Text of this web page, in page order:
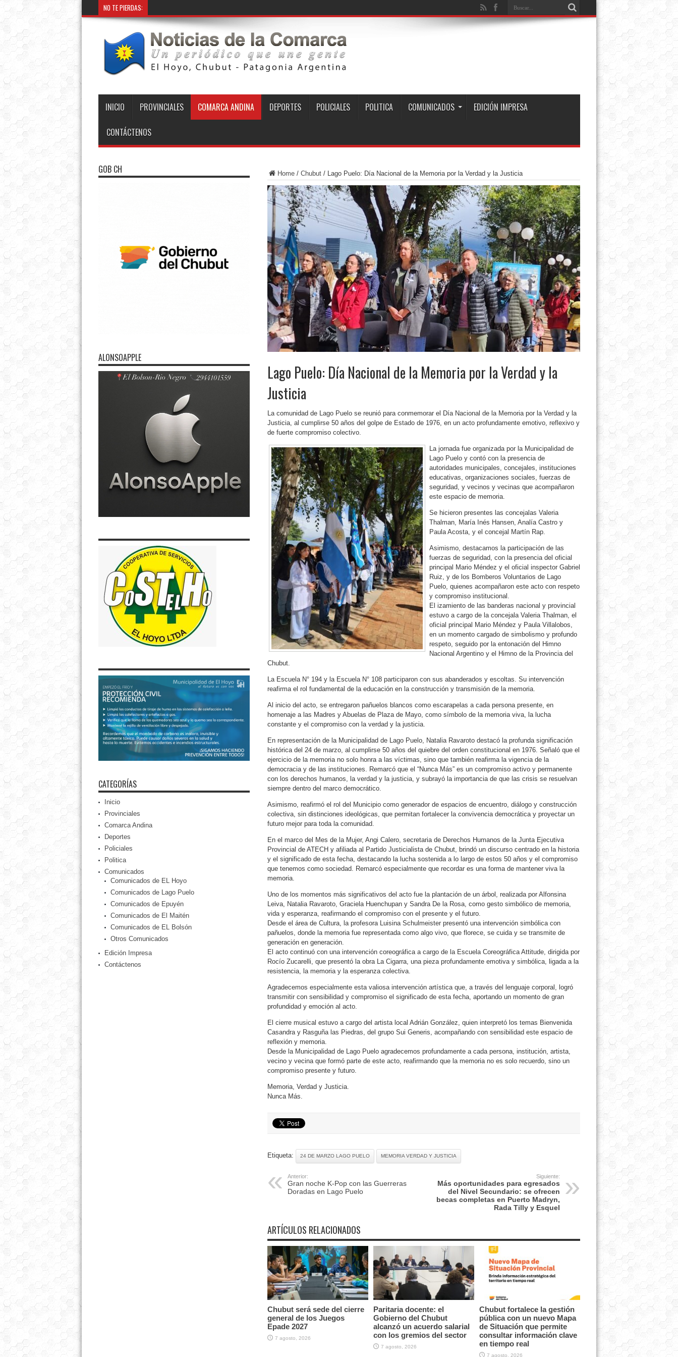
NO TE PIERDAS:
INICIO PROVINCIALES COMARCA ANDINA DEPORTES POLICIALES POLITICA COMUNICADOS EDICIÓN IMPRESA
CONTÁCTENOS
Home/ Chubut/ Lago Puelo: Día Nacional de la Memoria por la Verdad y la Justicia
Lago Puelo: Día Nacional de la Memoria por la Verdad y la
Justicia
La comunidad de Lago Puelo se reunió para conmemorar el Día Nacional de la Memoria por la Verdad y la
Justicia, al cumplirse 50 años del golpe de Estado de 1976, en un acto profundamente emotivo, reflexivo y
de fuerte compromiso colectivo.
La jornada fue organizada por la Municipalidad de
Lago Puelo y contó con la presencia de
autoridades municipales, concejales, instituciones
educativas, organizaciones sociales, fuerzas de
seguridad, y vecinos y vecinas que acompañaron
este espacio de memoria.
Se hicieron presentes las concejalas Valeria
Thalman, María Inés Hansen, Analía Castro y
Paula Acosta, y el concejal Martín Rap.
Asimismo, destacamos la participación de las
fuerzas de seguridad, con la presencia del oficial
principal Mario Méndez y el oficial inspector Gabriel
Ruiz, y de los Bomberos Voluntarios de Lago
Puelo, quienes acompañaron este acto con respeto
y compromiso institucional.
El izamiento de las banderas nacional y provincial
estuvo a cargo de la concejala Valeria Thalman, el
oficial principal Mario Méndez y Paula Villalobos,
en un momento cargado de simbolismo y profundo
respeto, seguido por la entonación del Himno
Nacional Argentino y el Himno de la Provincia del
Chubut.
La Escuela N° 194 y la Escuela N° 108 participaron con sus abanderados y escoltas. Su intervención
reafirma el rol fundamental de la educación en la construcción y transmisión de la memoria.
Al inicio del acto, se entregaron pañuelos blancos como escarapelas a cada persona presente, en
homenaje a las Madres y Abuelas de Plaza de Mayo, como símbolo de la memoria viva, la lucha
constante y el compromiso con la verdad y la justicia.
En representación de la Municipalidad de Lago Puelo, Natalia Ravaroto destacó la profunda significación
histórica del 24 de marzo, al cumplirse 50 años del quiebre del orden constitucional en 1976. Señaló que el
ejercicio de la memoria no solo honra a las víctimas, sino que también reafirma la vigencia de la
democracia y de las instituciones. Remarcó que el “Nunca Más” es un compromiso activo y permanente
con los derechos humanos, la verdad y la justicia, y subrayó la importancia de que las crisis se resuelvan
siempre dentro del marco democrático.
Asimismo, reafirmó el rol del Municipio como generador de espacios de encuentro, diálogo y construcción
colectiva, sin distinciones ideológicas, que permitan fortalecer la convivencia democrática y proyectar un
futuro mejor para toda la comunidad.
En el marco del Mes de la Mujer, Angi Calero, secretaria de Derechos Humanos de la Junta Ejecutiva
Provincial de ATECH y afiliada al Partido Justicialista de Chubut, brindó un discurso centrado en la historia
y el significado de esta fecha, destacando la lucha sostenida a lo largo de estos 50 años y el compromiso
que tenemos como sociedad. Remarcó especialmente que recordar es una forma de mantener viva la
memoria.
Uno de los momentos más significativos del acto fue la plantación de un árbol, realizada por Alfonsina
Leiva, Natalia Ravaroto, Graciela Huenchupan y Sandra De la Rosa, como gesto simbólico de memoria,
vida y esperanza, reafirmando el compromiso con el presente y el futuro.
Desde el área de Cultura, la profesora Luisina Schulmeister presentó una intervención simbólica con
pañuelos, donde la memoria fue representada como algo vivo, que florece, se cuida y se transmite de
generación en generación.
El acto continuó con una intervención coreográfica a cargo de la Escuela Coreográfica Attitude, dirigida por
Rocío Zucarelli, que presentó la obra La Cigarra, una pieza profundamente emotiva y simbólica, ligada a la
resistencia, la memoria y la esperanza colectiva.
Agradecemos especialmente esta valiosa intervención artística que, a través del lenguaje corporal, logró
transmitir con sensibilidad y compromiso el significado de esta fecha, aportando un momento de gran
profundidad y emoción al acto.
El cierre musical estuvo a cargo del artista local Adrián González, quien interpretó los temas Bienvenida
Casandra y Rasguña las Piedras, del grupo Sui Generis, acompañando con sensibilidad este espacio de
reflexión y memoria.
Desde la Municipalidad de Lago Puelo agradecemos profundamente a cada persona, institución, artista,
vecino y vecina que formó parte de este acto, reafirmando que la memoria no es solo recuerdo, sino un
compromiso presente y futuro.
Memoria, Verdad y Justicia.
Nunca Más.
Etiqueta: 24 DE MARZO LAGO PUELO MEMORIA VERDAD Y JUSTICIA
Anterior:
Gran noche K-Pop con las Guerreras
Doradas en Lago Puelo
Siguiente:
Más oportunidades para egresados
del Nivel Secundario: se ofrecen
becas completas en Puerto Madryn,
Rada Tilly y Esquel
ARTÍCULOS RELACIONADOS
Chubut será sede del cierre
general de los Juegos
Epade 2027
7 agosto, 2026
Paritaria docente: el
Gobierno del Chubut
alcanzó un acuerdo salarial
con los gremios del sector
7 agosto, 2026
Chubut fortalece la gestión
pública con un nuevo Mapa
de Situación que permite
consultar información clave
en tiempo real
7 agosto, 2026
GOB CH
ALONSOAPPLE
CATEGORÍAS
Inicio
Provinciales
Comarca Andina
Deportes
Policiales
Politica
Comunicados
Comunicados de EL Hoyo
Comunicados de Lago Puelo
Comunicados de Epuyén
Comunicados de El Maitén
Comunicados de EL Bolsón
Otros Comunicados
Edición Impresa
Contáctenos